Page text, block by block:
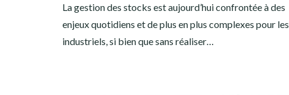
La gestion des stocks est aujourd’hui confrontée à des
enjeux quotidiens et de plus en plus complexes pour les
industriels, si bien que sans réaliser…